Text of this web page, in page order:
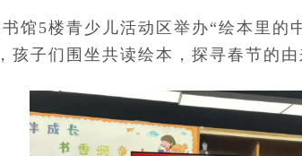
馆5楼青少儿活动区举办“绘本里的
孩子们围坐共读绘本，探寻春节的由